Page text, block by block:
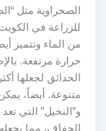
الصحراوية مثل
للزراعة في
من الماء وتتميز
حرارة مرتفعة.
الحدائق لجعلها
متنوعة. أيضاً،
و”النخيل” التي
الجفاف، مما